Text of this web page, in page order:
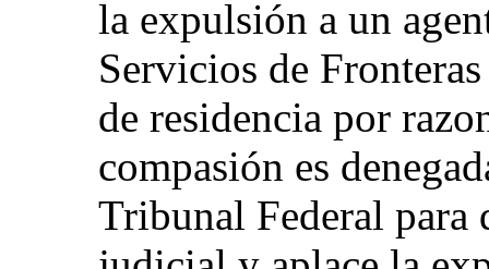
la expulsión a un
Servicios de
de residencia por
compasión es
Tribunal Federal para